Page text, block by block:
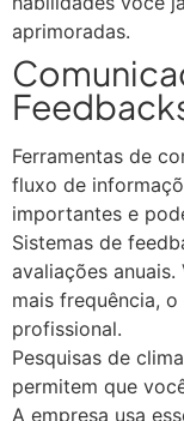
aprimoradas.
Ferramentas de
fluxo de
importantes e
Sistemas de
avaliações
mais frequência,
profissional.
Pesquisas de
permitem que
A empresa usa